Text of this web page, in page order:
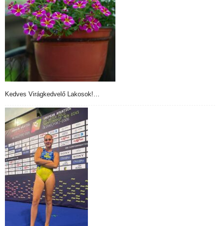
Kedves Virágkedvelő Lakosok!…